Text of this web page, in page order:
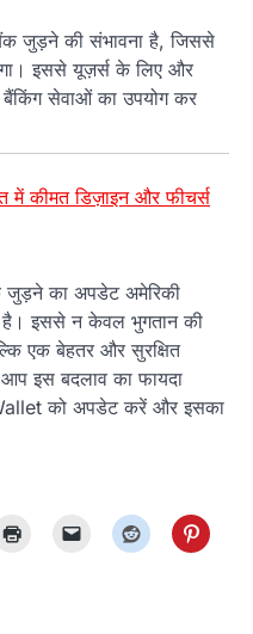
जुड़ने की संभावना है, जिससे
इससे यूज़र्स के लिए और
सेवाओं का उपयोग कर
में कीमत डिज़ाइन और फीचर्स
का अपडेट अमेरिकी
है। इससे न केवल भुगतान की
एक बेहतर और सुरक्षित
इस बदलाव का फायदा
को अपडेट करें और इसका